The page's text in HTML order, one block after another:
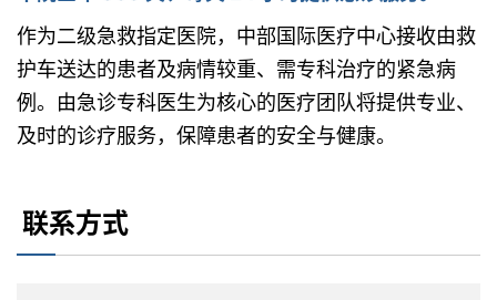
作为二级急救指定医院，中部国际医疗中心接收由救
护车送达的患者及病情较重、需专科治疗的紧急病
例。由急诊专科医生为核心的医疗团队将提供专业、
及时的诊疗服务，保障患者的安全与健康。
联系方式